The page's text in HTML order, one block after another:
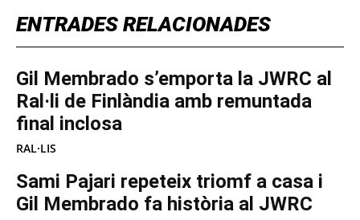
ENTRADES RELACIONADES
Gil Membrado s’emporta la JWRC al
Ral·li de Finlàndia amb remuntada
final inclosa
RAL·LIS
Sami Pajari repeteix triomf a casa i
Gil Membrado fa història al JWRC